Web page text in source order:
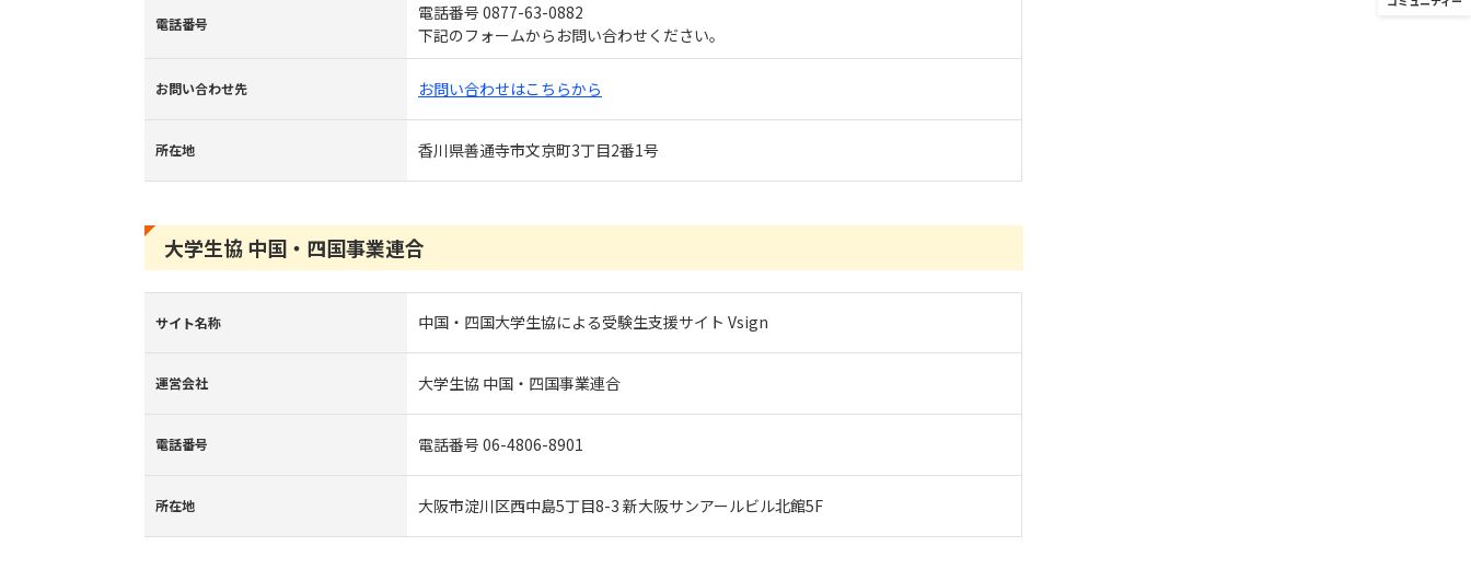
電話番号
電話番号 0877-63-0882
下記のフォームからお問い合わせください。
お問い合わせ先 お問い合わせはこちらから
所在地 香川県善通寺市文京町3丁目2番1号
大学生協 中国・四国事業連合
サイト名称 中国・四国大学生協による受験生支援サイト Vsign
運営会社 大学生協 中国・四国事業連合
電話番号 電話番号 06-4806-8901
所在地 大阪市淀川区西中島5丁目8-3 新大阪サンアールビル北館5F